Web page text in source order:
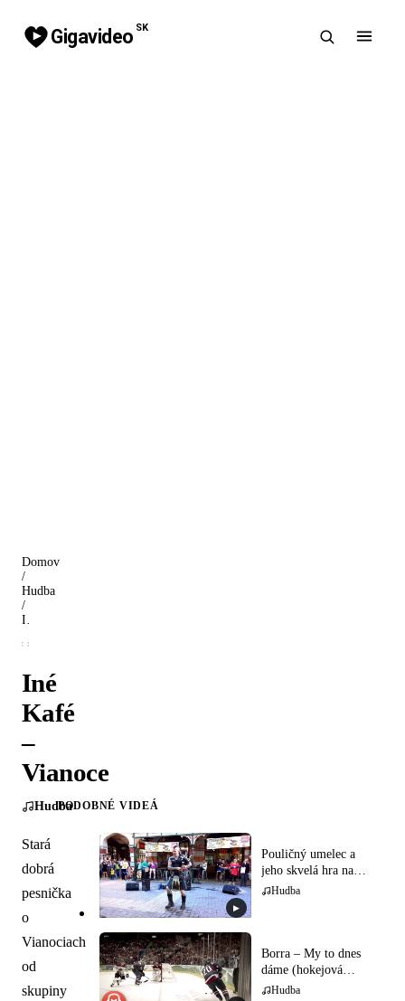
Gigavideo SK
Domov
/
Hudba
/
Iné Kafé – Vianoce
Iné
Kafé
–
Vianoce
Hudba
Stará
dobrá
pesnička
o
Vianociach
od
skupiny
PODOBNÉ VIDEÁ
▶
Pouličný umelec a
jeho skvelá hra na
gajdy
Hudba
Borra – My to dnes
dáme (hokejová
hymna)
Hudba